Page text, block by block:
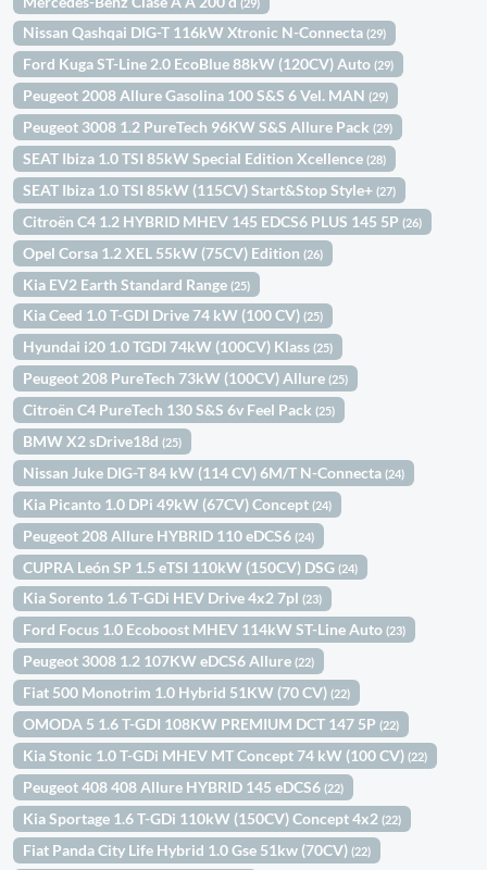
Nissan Qashqai DIG-T 116kW Xtronic N-Connecta(29)
Ford Kuga ST-Line 2.0 EcoBlue 88kW (120CV) Auto(29)
Peugeot 2008 Allure Gasolina 100 S&S 6 Vel. MAN(29)
Peugeot 3008 1.2 PureTech 96KW S&S Allure Pack(29)
SEAT Ibiza 1.0 TSI 85kW Special Edition Xcellence(28)
SEAT Ibiza 1.0 TSI 85kW (115CV) Start&Stop Style+(27)
Citroën C4 1.2 HYBRID MHEV 145 EDCS6 PLUS 145 5P(26)
Opel Corsa 1.2 XEL 55kW (75CV) Edition(26)
Kia EV2 Earth Standard Range(25)
Kia Ceed 1.0 T-GDI Drive 74 kW (100 CV)(25)
Hyundai i20 1.0 TGDI 74kW (100CV) Klass(25)
Peugeot 208 PureTech 73kW (100CV) Allure(25)
Citroën C4 PureTech 130 S&S 6v Feel Pack(25)
BMW X2 sDrive18d(25)
Nissan Juke DIG-T 84 kW (114 CV) 6M/T N-Connecta(24)
Kia Picanto 1.0 DPi 49kW (67CV) Concept(24)
Peugeot 208 Allure HYBRID 110 eDCS6(24)
CUPRA León SP 1.5 eTSI 110kW (150CV) DSG(24)
Kia Sorento 1.6 T-GDi HEV Drive 4x2 7pl(23)
Ford Focus 1.0 Ecoboost MHEV 114kW ST-Line Auto(23)
Peugeot 3008 1.2 107KW eDCS6 Allure(22)
Fiat 500 Monotrim 1.0 Hybrid 51KW (70 CV)(22)
OMODA 5 1.6 T-GDI 108KW PREMIUM DCT 147 5P(22)
Kia Stonic 1.0 T-GDi MHEV MT Concept 74 kW (100 CV)(22)
Peugeot 408 408 Allure HYBRID 145 eDCS6(22)
Kia Sportage 1.6 T-GDi 110kW (150CV) Concept 4x2(22)
Fiat Panda City Life Hybrid 1.0 Gse 51kw (70CV)(22)